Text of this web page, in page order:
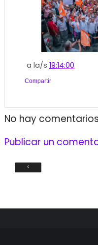
a la/s19:14:00
Compartir
No hay comentarios
Publicar un
‹